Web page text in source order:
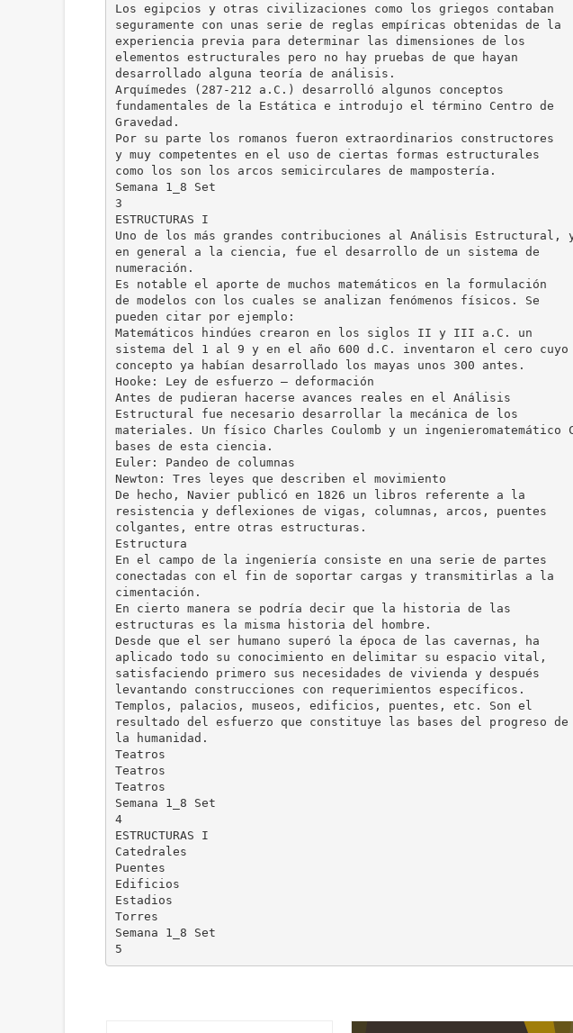
Los egipcios y otras civilizaciones como los griegos contaban
seguramente con unas serie de reglas empíricas obtenidas de la
experiencia previa para determinar las dimensiones de los
elementos estructurales pero no hay pruebas de que hayan
desarrollado alguna teoría de análisis.
Arquímedes (287-212 a.C.) desarrolló algunos conceptos
fundamentales de la Estática e introdujo el término Centro de
Gravedad.
Por su parte los romanos fueron extraordinarios constructores
y muy competentes en el uso de ciertas formas estructurales
como los son los arcos semicirculares de mampostería.
Semana 1_8 Set
3
ESTRUCTURAS I
Uno de los más grandes contribuciones al Análisis Estructural,
en general a la ciencia, fue el desarrollo de un sistema de
numeración.
Es notable el aporte de muchos matemáticos en la formulación
de modelos con los cuales se analizan fenómenos físicos. Se
pueden citar por ejemplo:
Matemáticos hindúes crearon en los siglos II y III a.C. un
sistema del 1 al 9 y en el año 600 d.C. inventaron el cero cuyo
concepto ya habían desarrollado los mayas unos 300 antes.
Hooke: Ley de esfuerzo – deformación
Antes de pudieran hacerse avances reales en el Análisis
Estructural fue necesario desarrollar la mecánica de los
materiales. Un físico Charles Coulomb y un ingenieromatemático
bases de esta ciencia.
Euler: Pandeo de columnas
Newton: Tres leyes que describen el movimiento
De hecho, Navier publicó en 1826 un libros referente a la
resistencia y deflexiones de vigas, columnas, arcos, puentes
colgantes, entre otras estructuras.
Estructura
En el campo de la ingeniería consiste en una serie de partes
conectadas con el fin de soportar cargas y transmitirlas a la
cimentación.
En cierto manera se podría decir que la historia de las
estructuras es la misma historia del hombre.
Desde que el ser humano superó la época de las cavernas, ha
aplicado todo su conocimiento en delimitar su espacio vital,
satisfaciendo primero sus necesidades de vivienda y después
levantando construcciones con requerimientos específicos.
Templos, palacios, museos, edificios, puentes, etc. Son el
resultado del esfuerzo que constituye las bases del progreso de
la humanidad.
Teatros
Teatros
Teatros
Semana 1_8 Set
4
ESTRUCTURAS I
Catedrales
Puentes
Edificios
Estadios
Torres
Semana 1_8 Set